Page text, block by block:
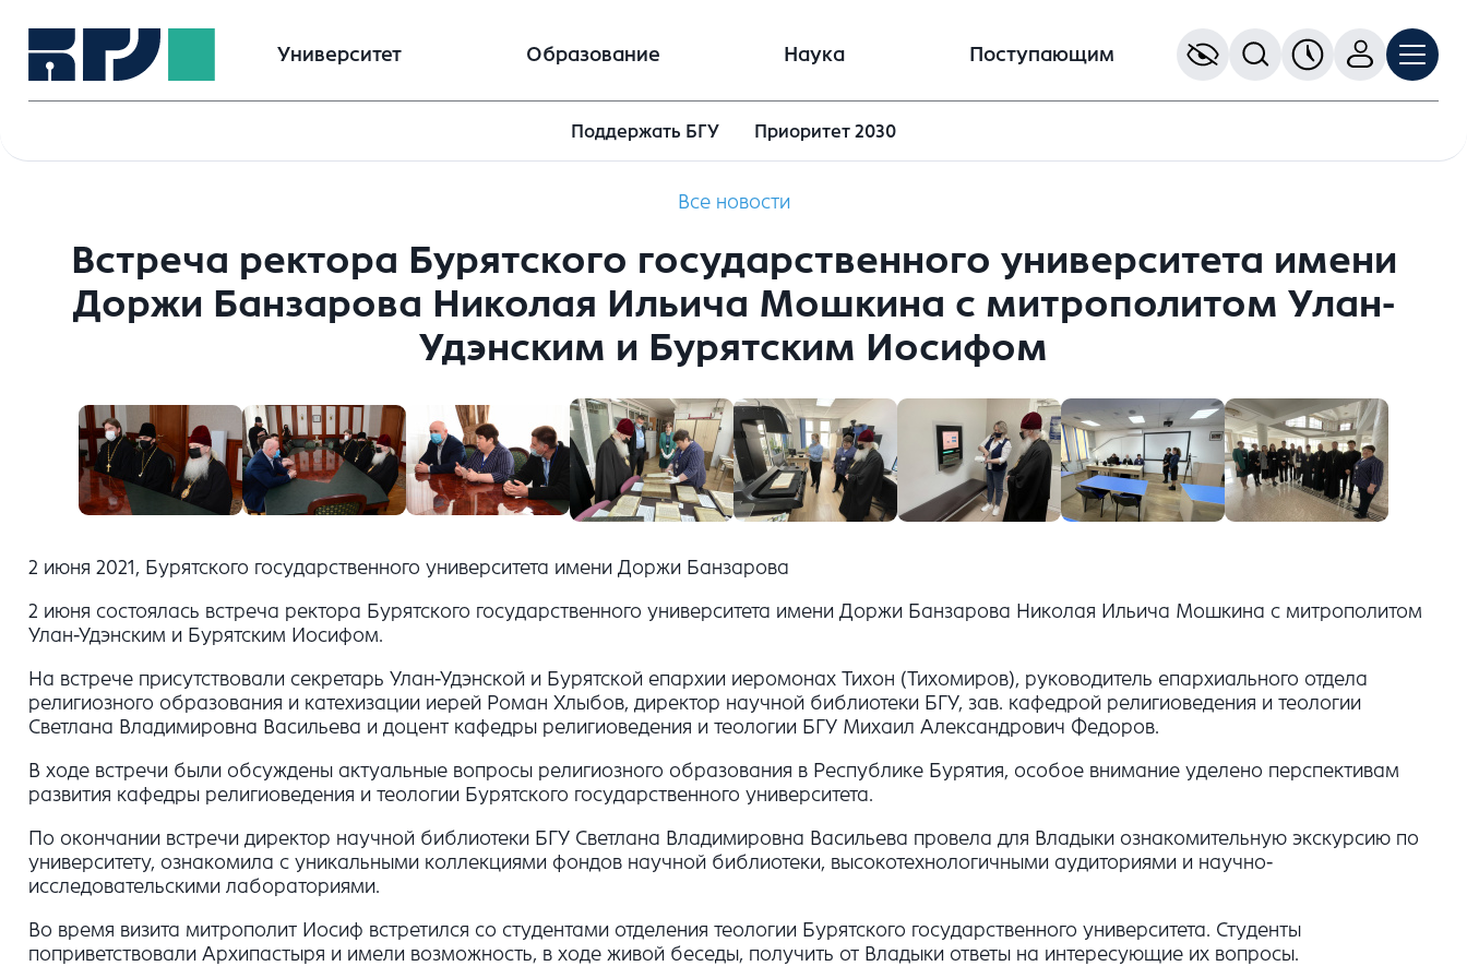
Университет Образование Наука Поступающим
Поддержать БГУ Приоритет 2030
Все новости
Встреча ректора Бурятского государственного университета имени
Доржи Банзарова Николая Ильича Мошкина с митрополитом Улан-
Удэнским и Бурятским Иосифом
2 июня 2021, Бурятского государственного университета имени Доржи Банзарова
2 июня состоялась встреча ректора Бурятского государственного университета имени Доржи Банзарова Николая Ильича Мошкина с митрополитом
Улан-Удэнским и Бурятским Иосифом.
На встрече присутствовали секретарь Улан-Удэнской и Бурятской епархии иеромонах Тихон (Тихомиров), руководитель епархиального отдела
религиозного образования и катехизации иерей Роман Хлыбов, директор научной библиотеки БГУ, зав. кафедрой религиоведения и теологии
Светлана Владимировна Васильева и доцент кафедры религиоведения и теологии БГУ Михаил Александрович Федоров.
В ходе встречи были обсуждены актуальные вопросы религиозного образования в Республике Бурятия, особое внимание уделено перспективам
развития кафедры религиоведения и теологии Бурятского государственного университета.
По окончании встречи директор научной библиотеки БГУ Светлана Владимировна Васильева провела для Владыки ознакомительную экскурсию по
университету, ознакомила с уникальными коллекциями фондов научной библиотеки, высокотехнологичными аудиториями и научно-
исследовательскими лабораториями.
Во время визита митрополит Иосиф встретился со студентами отделения теологии Бурятского государственного университета. Студенты
поприветствовали Архипастыря и имели возможность, в ходе живой беседы, получить от Владыки ответы на интересующие их вопросы.